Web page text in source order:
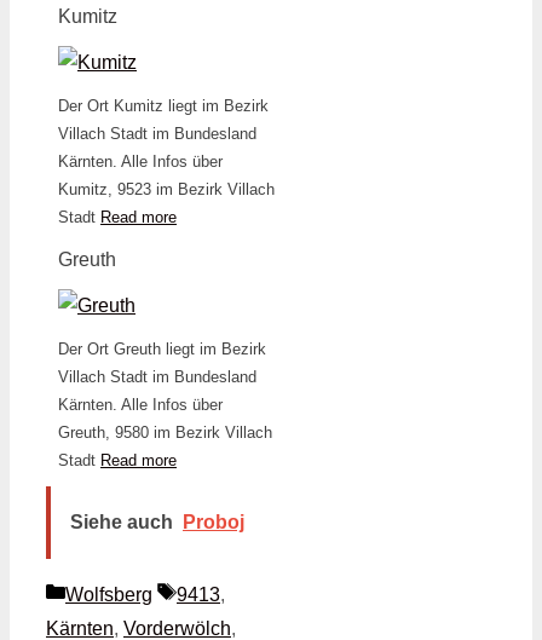
Kumitz
Der Ort Kumitz liegt im Bezirk
Villach Stadt im Bundesland
Kärnten. Alle Infos über
Kumitz, 9523 im Bezirk Villach
Stadt Read more
Greuth
Der Ort Greuth liegt im Bezirk
Villach Stadt im Bundesland
Kärnten. Alle Infos über
Greuth, 9580 im Bezirk Villach
Stadt Read more
Siehe auch Proboj
Kategorien
Wolfsberg Schlagwörter
9413,
Kärnten, Vorderwölch,